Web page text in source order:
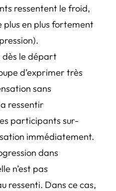
ressentent le froid,
plus en plus fortement
dès le départ
d’exprimer très
sans
ressentir
participants sur-
immédiatement.
dans
n’est pas
ressenti. Dans ce cas,